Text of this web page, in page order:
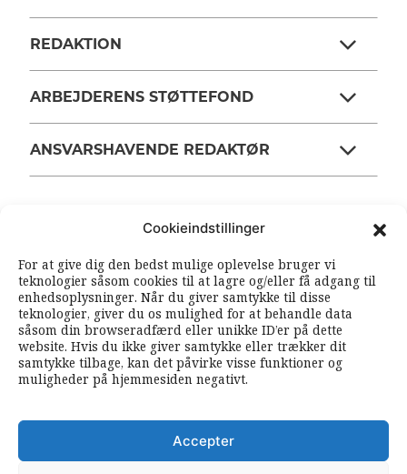
Cookieindstillinger
For at give dig den bedst mulige oplevelse bruger vi
teknologier såsom cookies til at lagre og/eller få adgang til
enhedsoplysninger. Når du giver samtykke til disse
teknologier, giver du os mulighed for at behandle data
såsom din browseradfærd eller unikke ID’er på dette
website. Hvis du ikke giver samtykke eller trækker dit
samtykke tilbage, kan det påvirke visse funktioner og
muligheder på hjemmesiden negativt.
Accepter
REDAKTION
ARBEJDERENS STØTTEFOND
ANSVARSHAVENDE REDAKTØR
SOUNDCLOUD RSS FEEDS
FØLG ARBEJDEREN
| |